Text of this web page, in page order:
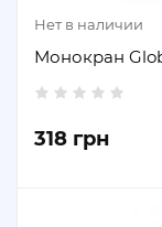
Нет в наличии
Монокран
318 грн